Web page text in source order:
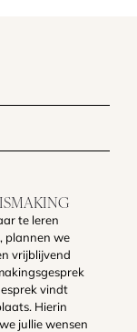
te leren
plannen we
vrijblijvend
vindt
Hierin
jullie wensen